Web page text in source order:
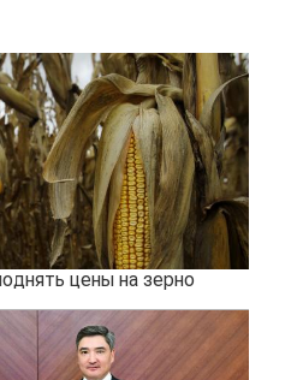
цены на зерно